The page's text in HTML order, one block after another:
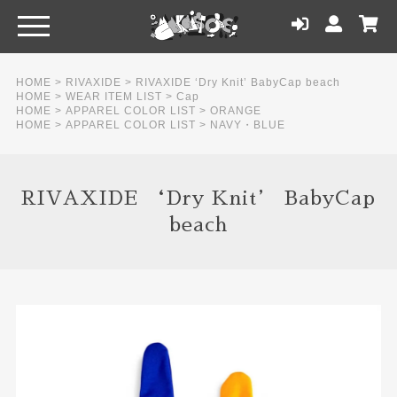
HOME > RIVAXIDE > RIVAXIDE ‘Dry Knit’ BabyCap beach
HOME > WEAR ITEM LIST > Cap
HOME > APPAREL COLOR LIST > ORANGE
HOME > APPAREL COLOR LIST > NAVY・BLUE
RIVAXIDE ‘Dry Knit’ BabyCap
beach